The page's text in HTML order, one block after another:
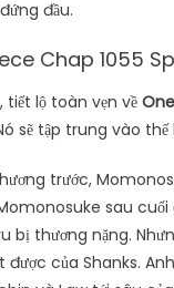
đầu.
Chap 1055
tiết lộ toàn vẹn về
sẽ tập trung vào
trước,
sau
bị thương nặng.
được của Shanks.